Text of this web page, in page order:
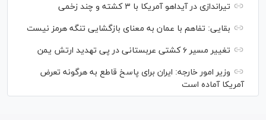
تیراندازی در آیداهو آمریکا با ۳ کشته و چند زخمی
بقایی: تفاهم با عمان به معنای بازگشایی تنگه هرمز نیست
تغییر مسیر ۶ کشتی عربستانی در پی تهدید ارتش یمن
وزیر امور خارجه: ایران برای پاسخ قاطع به هرگونه تعرض
آمریکا آماده است